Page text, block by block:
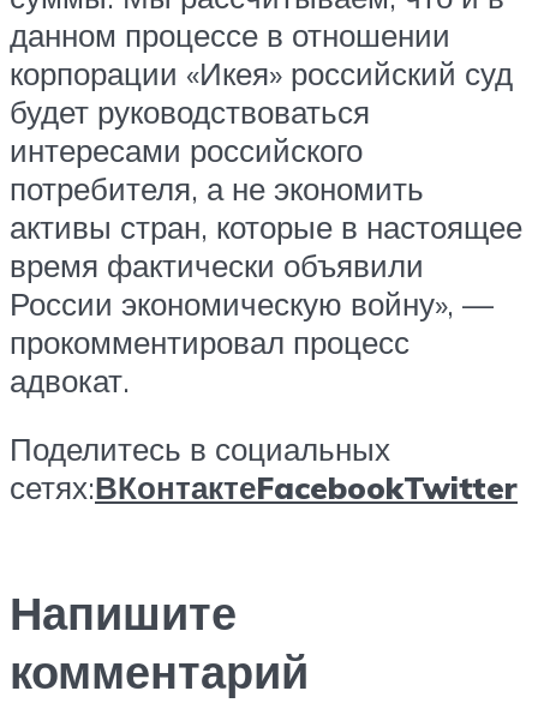
данном процессе в отношении
корпорации «Икея» российский суд
будет руководствоваться
интересами российского
потребителя, а не экономить
активы стран, которые в настоящее
время фактически объявили
России экономическую войну», —
прокомментировал процесс
адвокат.
Поделитесь в социальных
сетях:ВКонтактеFacebookTwitter
Напишите
комментарий